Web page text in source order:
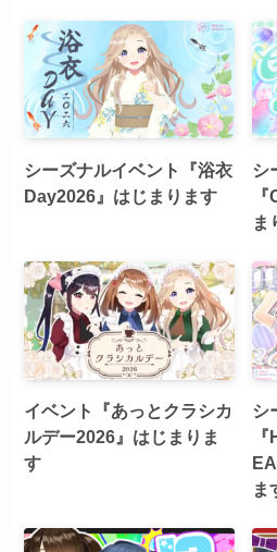
シーズナルイベント『浴衣
Day2026』はじまります
シ
ま
イベント『あっとクラシカ
ルデー2026』はじまりま
す
シ
ま